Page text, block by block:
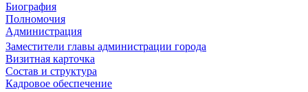
Биография
Полномочия
Администрация
Заместители главы администрации города
Визитная карточка
Состав и структура
Кадровое обеспечение